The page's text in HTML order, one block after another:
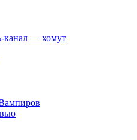
канал — хомут